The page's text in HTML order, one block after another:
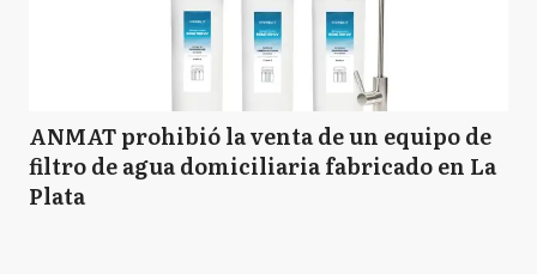
ANMAT prohibió la venta de un equipo de
filtro de agua domiciliaria fabricado en La
Plata